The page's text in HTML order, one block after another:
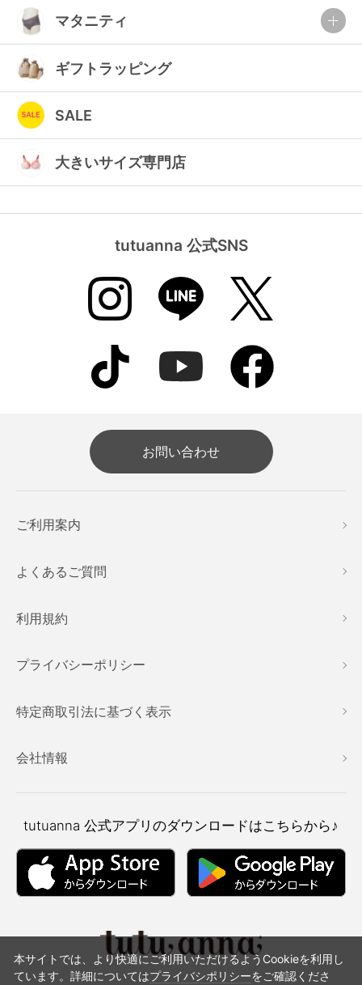
マタニティ
ギフトラッピング
SALE
大きいサイズ専門店
tutuanna 公式SNS
お問い合わせ
ご利用案内
よくあるご質問
利用規約
プライバシーポリシー
特定商取引法に基づく表示
会社情報
tutuanna 公式アプリのダウンロードはこちらから♪
本サイトでは、より快適にご利用いただけるようCookieを利用し
ています。詳細についてはプライバシポリシーをご確認くださ